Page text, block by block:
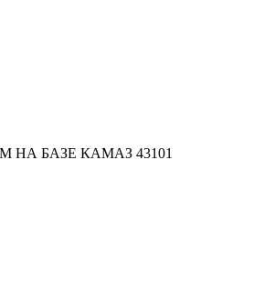
БАЗЕ КАМАЗ 43101